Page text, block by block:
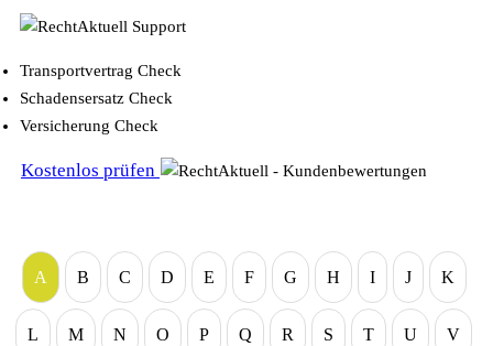
Transportvertrag Check
Schadensersatz Check
Versicherung Check
Kostenlos prüfen
A B C D E F G H I J K
L M N O P Q R S T U V